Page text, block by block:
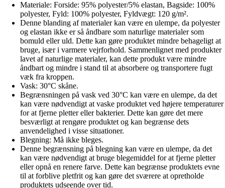
Materiale: Forside: 95% polyester/5% elastan, Bagside: 100%
polyester, Fyld: 100% polyester, Fyldvægt: 120 g/m².
Denne blanding af materialer kan være en ulempe, da polyester
og elastan ikke er så åndbare som naturlige materialer som
bomuld eller uld. Dette kan gøre produktet mindre behageligt at
bruge, især i varmere vejrforhold. Sammenlignet med produkter
lavet af naturlige materialer, kan dette produkt være mindre
åndbart og mindre i stand til at absorbere og transportere fugt
væk fra kroppen.
Vask: 30°C skåne.
Begrænsningen på vask ved 30°C kan være en ulempe, da det
kan være nødvendigt at vaske produktet ved højere temperaturer
for at fjerne pletter eller bakterier. Dette kan gøre det mere
besværligt at rengøre produktet og kan begrænse dets
anvendelighed i visse situationer.
Blegning: Må ikke bleges.
Denne begrænsning på blegning kan være en ulempe, da det
kan være nødvendigt at bruge blegemiddel for at fjerne pletter
eller opnå en renere farve. Dette kan begrænse produktets evne
til at forblive pletfrit og kan gøre det sværere at opretholde
produktets udseende over tid.